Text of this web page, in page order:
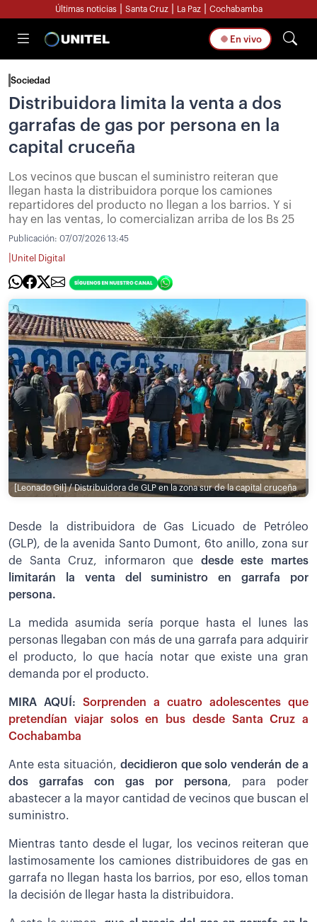
Últimas noticias Santa Cruz La Paz Cochabamba
En vivo
Sociedad
Distribuidora limita la venta a dos
garrafas de gas por persona en la
capital cruceña
Los vecinos que buscan el suministro reiteran que
llegan hasta la distribuidora porque los camiones
repartidores del producto no llegan a los barrios. Y si
hay en las ventas, lo comercializan arriba de los Bs 25
Publicación: 07/07/2026 13:45
Unitel Digital
[Leonado Gil] / Distribuidora de GLP en la zona sur de la capital cruceña
Desde la distribuidora de Gas Licuado de Petróleo
(GLP), de la avenida Santo Dumont, 6to anillo, zona sur
de Santa Cruz, informaron que desde este martes
limitarán la venta del suministro en garrafa por
persona.
La medida asumida sería porque hasta el lunes las
personas llegaban con más de una garrafa para adquirir
el producto, lo que hacía notar que existe una gran
demanda por el producto.
MIRA AQUÍ: Sorprenden a cuatro adolescentes que
pretendían viajar solos en bus desde Santa Cruz a
Cochabamba
Ante esta situación, decidieron que solo venderán de a
dos garrafas con gas por persona, para poder
abastecer a la mayor cantidad de vecinos que buscan el
suministro.
Mientras tanto desde el lugar, los vecinos reiteran que
lastimosamente los camiones distribuidores de gas en
garrafa no llegan hasta los barrios, por eso, ellos toman
la decisión de llegar hasta la distribuidora.